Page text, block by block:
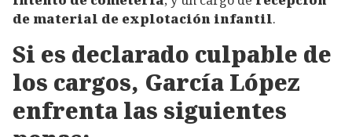
de material de explotación infantil.
Si es declarado culpable de
los cargos, García López
enfrenta las siguientes